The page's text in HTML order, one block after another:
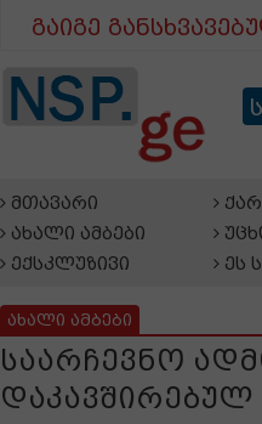
გაიგე
მთავარი
ახალი ამბები
ექსკლუზივი
ეს
ახალი ამბები
საარჩევნო